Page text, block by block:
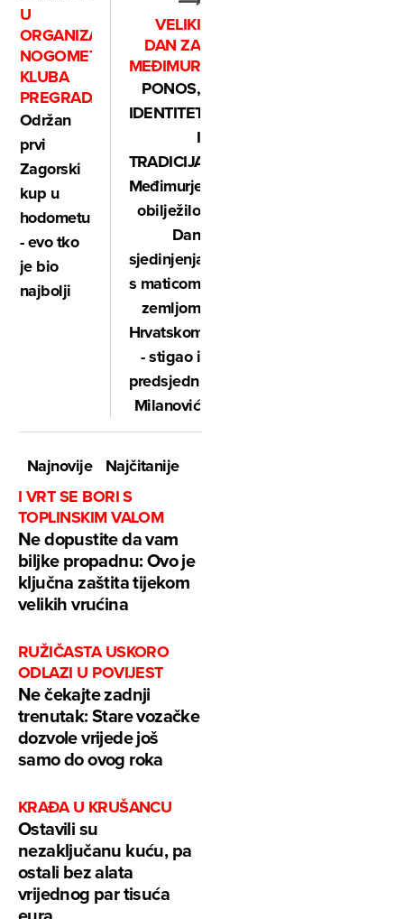
U
ORGANIZACIJI
NOGOMETNOG
KLUBA
PREGRADA
Održan
prvi
Zagorski
kup u
hodometu
- evo tko
je bio
najbolji
VELIKI
DAN ZA
MEĐIMURCE
PONOS,
IDENTITET
I
TRADICIJA:
Međimurje
obilježilo
Dan
sjedinjenja
s maticom
zemljom
Hrvatskom
- stigao i
predsjednik
Milanović
Najnovije
Najčitanije
I VRT SE BORI S
TOPLINSKIM VALOM
Ne dopustite da vam
biljke propadnu: Ovo je
ključna zaštita tijekom
velikih vrućina
RUŽIČASTA USKORO
ODLAZI U POVIJEST
Ne čekajte zadnji
trenutak: Stare vozačke
dozvole vrijede još
samo do ovog roka
KRAĐA U KRUŠANCU
Ostavili su
nezaključanu kuću, pa
ostali bez alata
vrijednog par tisuća